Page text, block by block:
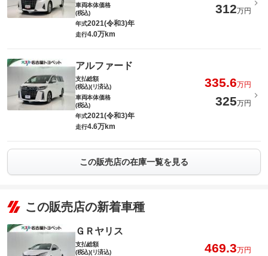
車両本体価格
(税込)
312万円
年式2021(令和3)年
走行4.0万km
アルファード
支払総額
(税込)(リ済込)
335.6万円
車両本体価格
(税込)
325万円
年式2021(令和3)年
走行4.6万km
この販売店の在庫一覧を見る
この販売店の新着車種
ＧＲヤリス
支払総額
(税込)(リ済込)
469.3万円